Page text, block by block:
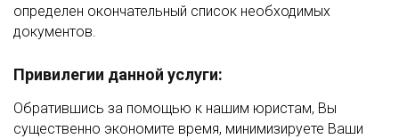
определен окончательный список необходимых
документов.
Привилегии данной услуги:
Обратившись за помощью к нашим юристам, Вы
существенно экономите время, минимизируете Ваши